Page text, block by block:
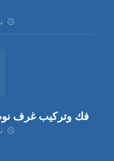
فك وتركيب غرف نوم في